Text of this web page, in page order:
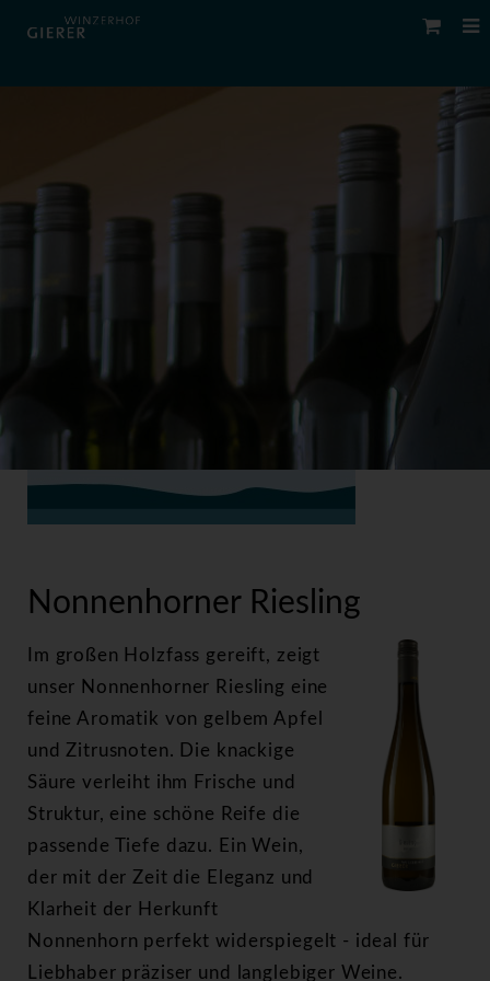
Nonnenhorner Riesling
Im großen Holzfass gereift, zeigt
unser Nonnenhorner Riesling eine
feine Aromatik von gelbem Apfel
und Zitrusnoten. Die knackige
Säure verleiht ihm Frische und
Struktur, eine schöne Reife die
passende Tiefe dazu. Ein Wein,
der mit der Zeit die Eleganz und
Klarheit der Herkunft
Nonnenhorn perfekt widerspiegelt - ideal für
Liebhaber präziser und langlebiger Weine.